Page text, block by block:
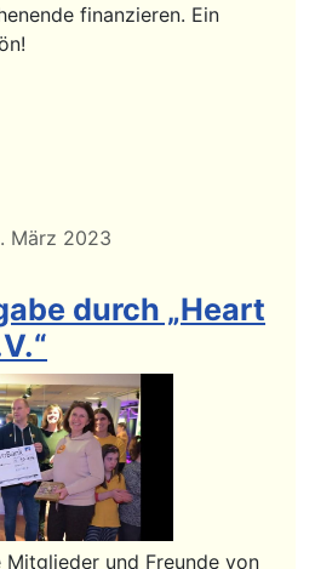
finanzieren. Ein
März 2023
durch „Heart
und Freunde von